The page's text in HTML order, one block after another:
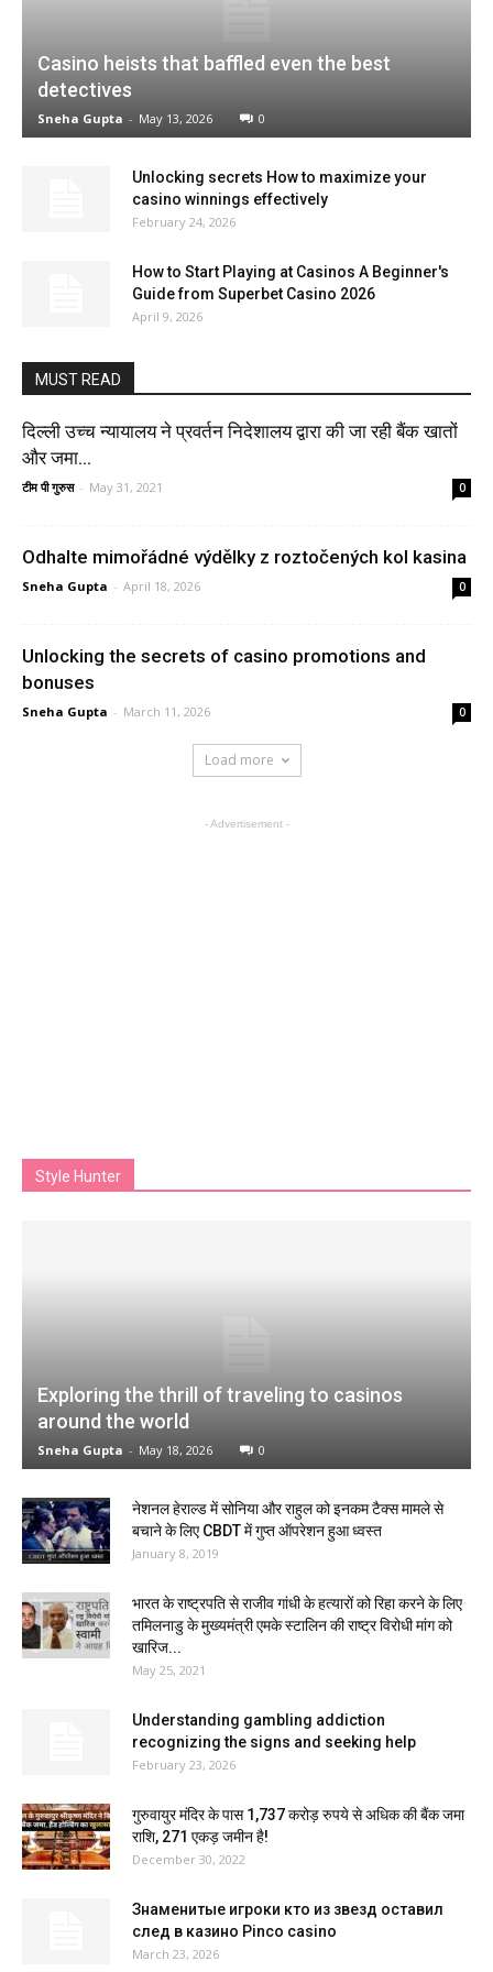
Casino heists that baffled even the best
detectives
Sneha Gupta - May 13, 2026 0
Unlocking secrets How to maximize your
casino winnings effectively
February 24, 2026
How to Start Playing at Casinos A Beginner's
Guide from Superbet Casino 2026
April 9, 2026
MUST READ
दिल्ली उच्च न्यायालय ने प्रवर्तन निदेशालय द्वारा की जा रही बैंक खातों
और जमा...
टीम पी गुरुस - May 31, 2021 0
Odhalte mimořádné výdělky z roztočených kol kasina
Sneha Gupta - April 18, 2026 0
Unlocking the secrets of casino promotions and
bonuses
Sneha Gupta - March 11, 2026 0
Load more
- Advertisement -
Style Hunter
Exploring the thrill of traveling to casinos
around the world
Sneha Gupta - May 18, 2026 0
नेशनल हेराल्ड में सोनिया और राहुल को इनकम टैक्स मामले से
बचाने के लिए CBDT में गुप्त ऑपरेशन हुआ ध्वस्त
January 8, 2019
भारत के राष्ट्रपति से राजीव गांधी के हत्यारों को रिहा करने के लिए
तमिलनाडु के मुख्यमंत्री एमके स्टालिन की राष्ट्र विरोधी मांग को
खारिज...
May 25, 2021
Understanding gambling addiction
recognizing the signs and seeking help
February 23, 2026
गुरुवायुर मंदिर के पास 1,737 करोड़ रुपये से अधिक की बैंक जमा
राशि, 271 एकड़ जमीन है!
December 30, 2022
Знаменитые игроки кто из звезд оставил
след в казино Pinco casino
March 23, 2026